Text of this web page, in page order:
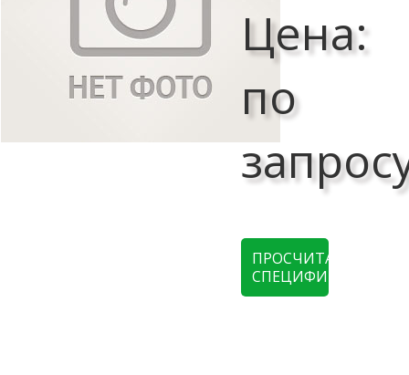
Цена:
по
ПРОСЧИТАТЬ
СПЕЦИФИКАЦИЮ